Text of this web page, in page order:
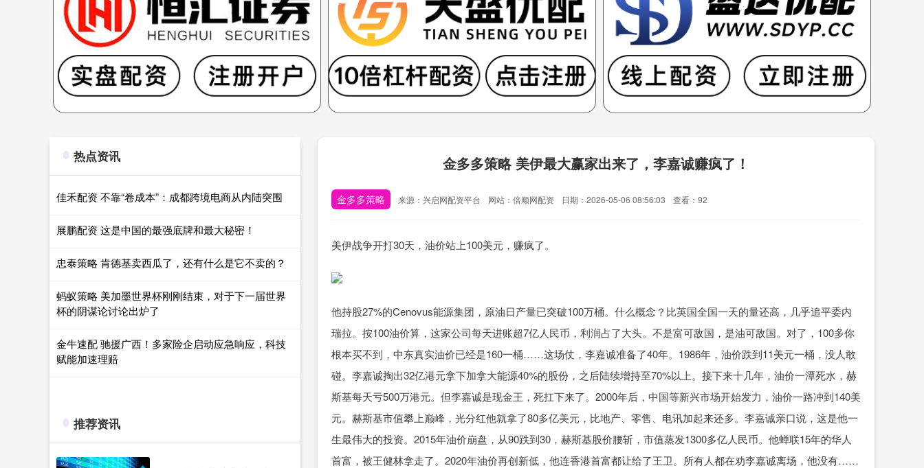
金多多策略 美伊最大赢家出来了，李嘉诚赚疯了！
金多多策略 来源：兴启网配资平台 网站：倍顺网配资 日期：2026-05-06 08:56:03 查看：92
美伊战争开打30天，油价站上100美元，赚疯了。
他持股27%的Cenovus能源集团，原油日产量已突破100万桶。什么概念？比英国全国一天的量还高，几乎追平委内
瑞拉。按100油价算，这家公司每天进账超7亿人民币，利润占了大头。不是富可敌国，是油可敌国。对了，100多你
根本买不到，中东真实油价已经是160一桶……这场仗，李嘉诚准备了40年。1986年，油价跌到11美元一桶，没人敢
碰。李嘉诚掏出32亿港元拿下加拿大能源40%的股份，之后陆续增持至70%以上。接下来十几年，油价一潭死水，赫
斯基每天亏500万港元。但李嘉诚是现金王，死扛下来了。2000年后，中国等新兴市场开始发力，油价一路冲到140美
元。赫斯基市值攀上巅峰，光分红他就拿了80多亿美元，比地产、零售、电讯加起来还多。李嘉诚亲口说，这是他一
生最伟大的投资。2015年油价崩盘，从90跌到30，赫斯基股价腰斩，市值蒸发1300多亿人民币。他蝉联15年的华人
首富，被王健林拿走了。2020年油价再创新低，他连香港首富都让给了王卫。所有人都在劝李嘉诚离场，他没有……
热点资讯
佳禾配资 不靠“卷成本”：成都跨境电商从内陆突围
展鹏配资 这是中国的最强底牌和最大秘密！
忠泰策略 肯德基卖西瓜了，还有什么是它不卖的？
蚂蚁策略 美加墨世界杯刚刚结束，对于下一届世界
杯的阴谋论讨论出炉了
金牛速配 驰援广西！多家险企启动应急响应，科技
赋能加速理赔
推荐资讯